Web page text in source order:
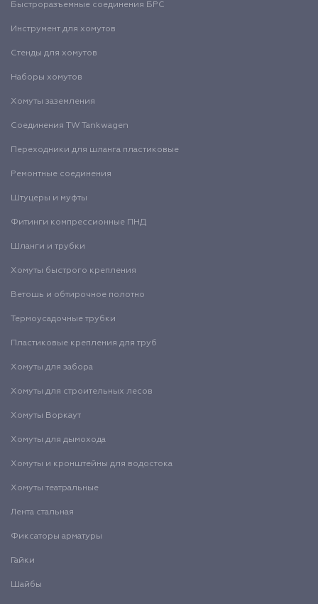
Быстроразъемные соединения БРС
Инструмент для хомутов
Стенды для хомутов
Наборы хомутов
Хомуты заземления
Соединения TW Tankwagen
Переходники для шланга пластиковые
Ремонтные соединения
Штуцеры и муфты
Фитинги компрессионные ПНД
Шланги и трубки
Хомуты быстрого крепления
Ветошь и обтирочное полотно
Термоусадочные трубки
Пластиковые крепления для труб
Хомуты для забора
Хомуты для строительных лесов
Хомуты Воркаут
Хомуты для дымохода
Хомуты и кронштейны для водостока
Хомуты театральные
Лента стальная
Фиксаторы арматуры
Гайки
Шайбы